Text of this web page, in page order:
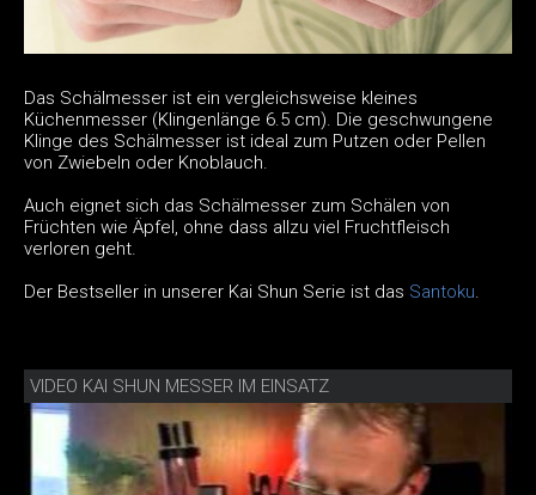
Das Schälmesser ist ein vergleichsweise kleines
Küchenmesser (Klingenlänge 6.5 cm). Die geschwungene
Klinge des Schälmesser ist ideal zum Putzen oder Pellen
von Zwiebeln oder Knoblauch.
Auch eignet sich das Schälmesser zum Schälen von
Früchten wie Äpfel, ohne dass allzu viel Fruchtfleisch
verloren geht.
Der Bestseller in unserer Kai Shun Serie ist das Santoku.
VIDEO KAI SHUN MESSER IM EINSATZ